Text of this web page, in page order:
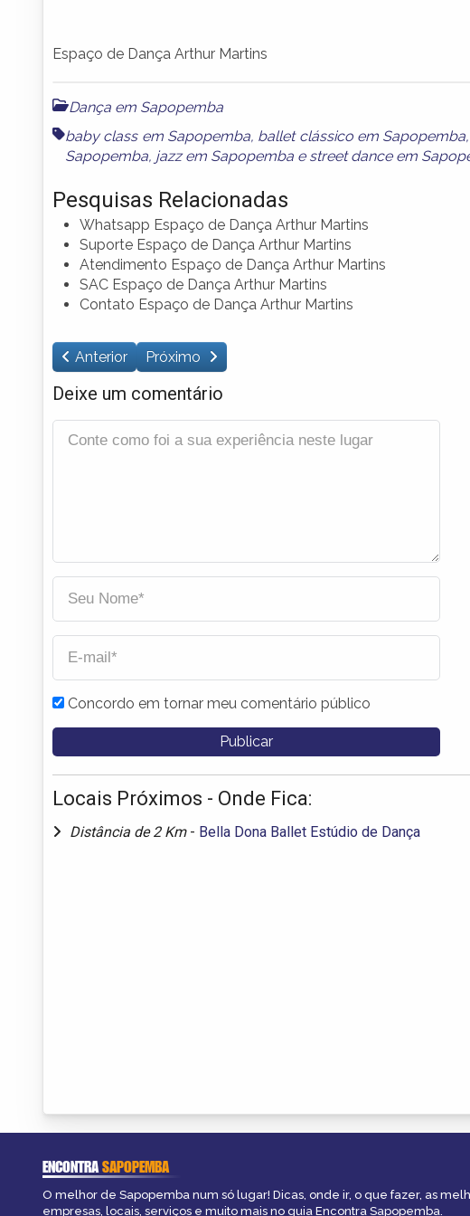
Espaço de Dança Arthur Martins
Dança em Sapopemba
baby class em Sapopemba, ballet clássico em Sapopemba,
Sapopemba, jazz em Sapopemba e street dance em
Pesquisas Relacionadas
Whatsapp Espaço de Dança Arthur Martins
Suporte Espaço de Dança Arthur Martins
Atendimento Espaço de Dança Arthur Martins
SAC Espaço de Dança Arthur Martins
Contato Espaço de Dança Arthur Martins
Anterior Próximo
Deixe um comentário
Concordo em tornar meu comentário público
Locais Próximos - Onde Fica:
Distância de 2 Km - Bella Dona Ballet Estúdio de Dança
ENCONTRASAPOPEMBA
O melhor de Sapopemba num só lugar! Dicas, onde ir, o que fazer, as
empresas, locais, serviços e muito mais no guia Encontra Sapopemba.